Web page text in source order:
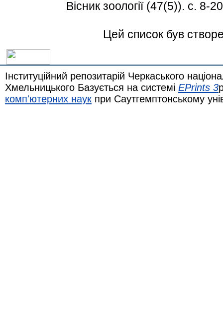
Вісник зоології (47(5)). с. 8-
Цей список був
Інституційний репозитарій Черкаського
Хмельницького Базується на системі EPrints 3
комп'ютерних наук при Саутгемптонському